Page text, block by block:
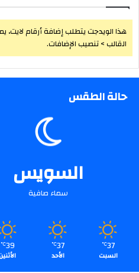
هذا الويدجت يتطلب إضافة أرقام
القالب > تنصيب الإضافات.
حالة الطقس
السويس
سماء صافية
37
℃
السبت
37
℃
الأحد
39
℃
الأثنين